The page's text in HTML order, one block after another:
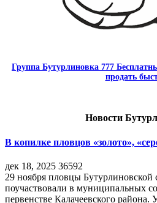
Группа Бутурлиновка 777
продать
Новости
В копилке пловцов «золото»,
дек 18, 2025 36592
29 ноября пловцы
поучаствовали в муниципальных
первенстве Калачеевского района.